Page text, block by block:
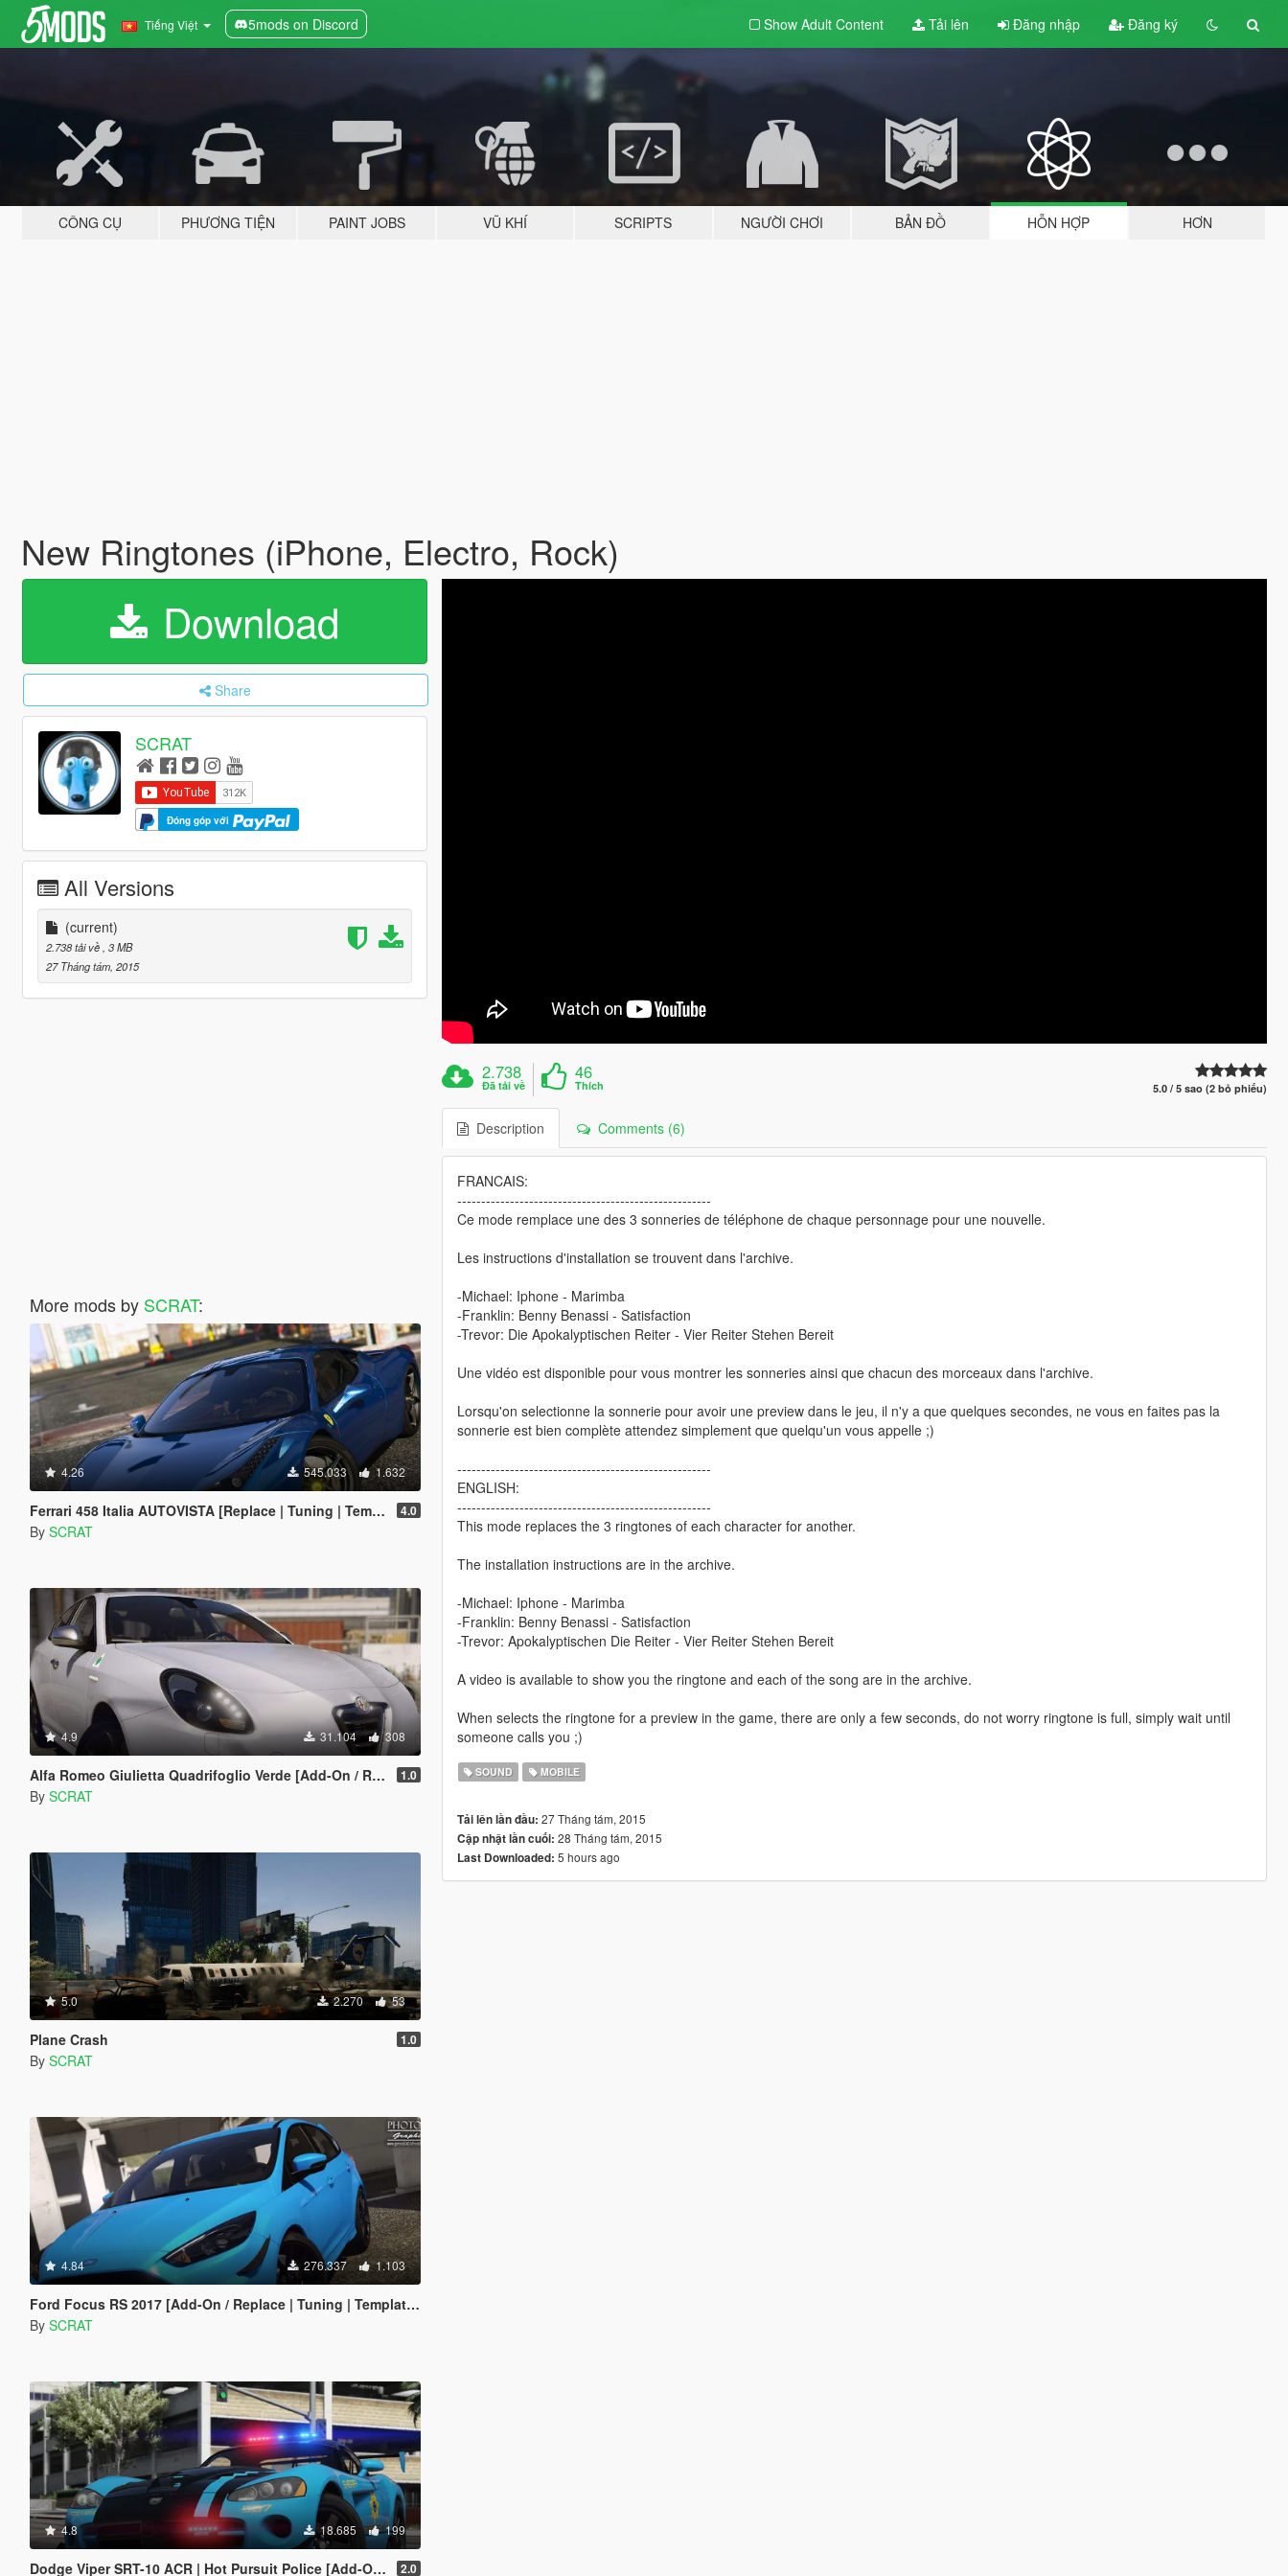
Tiếng Việt 5mods on Discord Show Adult Content Tải lên Đăng nhập Đăng ký
CÔNG CỤ PHƯƠNG TIỆN PAINT JOBS VŨ KHÍ SCRIPTS NGƯỜI CHƠI BẢN ĐỒ HỖN HỢP HƠN
New Ringtones (iPhone, Electro, Rock)
Download
Share
SCRAT
Đóng góp với
All Versions
(current)
2.738 tải về, 3 MB
27 Tháng tám, 2015
More mods by SCRAT:
4.26 545.033 1.632
Ferrari 458 Italia AUTOVISTA [Replace | Tuning | Template] 4.0
By SCRAT
4.9 31.104 308
Alfa Romeo Giulietta Quadrifoglio Verde [Add-On / Replace] 1.0
By SCRAT
5.0 2.270 53
Plane Crash 1.0
By SCRAT
4.84 276.337 1.103
Ford Focus RS 2017 [Add-On / Replace | Tuning | Template | Multi-Livery]
By SCRAT
4.8 18.685 199
Dodge Viper SRT-10 ACR | Hot Pursuit Police [Add-On / Replace | Template] 2.0
2.738
Đã tải về
46
Thích 5.0 / 5 sao (2 bỏ phiếu)
Description Comments (6)
FRANCAIS:
-----------------------------------------------------
Ce mode remplace une des 3 sonneries de téléphone de chaque personnage pour une nouvelle.
Les instructions d'installation se trouvent dans l'archive.
-Michael: Iphone - Marimba
-Franklin: Benny Benassi - Satisfaction
-Trevor: Die Apokalyptischen Reiter - Vier Reiter Stehen Bereit
Une vidéo est disponible pour vous montrer les sonneries ainsi que chacun des morceaux dans l'archive.
Lorsqu'on selectionne la sonnerie pour avoir une preview dans le jeu, il n'y a que quelques secondes, ne vous en faites pas la
sonnerie est bien complète attendez simplement que quelqu'un vous appelle ;)
-----------------------------------------------------
ENGLISH:
-----------------------------------------------------
This mode replaces the 3 ringtones of each character for another.
The installation instructions are in the archive.
-Michael: Iphone - Marimba
-Franklin: Benny Benassi - Satisfaction
-Trevor: Apokalyptischen Die Reiter - Vier Reiter Stehen Bereit
A video is available to show you the ringtone and each of the song are in the archive.
When selects the ringtone for a preview in the game, there are only a few seconds, do not worry ringtone is full, simply wait until
someone calls you ;)
SOUND MOBILE
Tải lên lần đầu: 27 Tháng tám, 2015
Cập nhật lần cuối: 28 Tháng tám, 2015
Last Downloaded: 5 hours ago